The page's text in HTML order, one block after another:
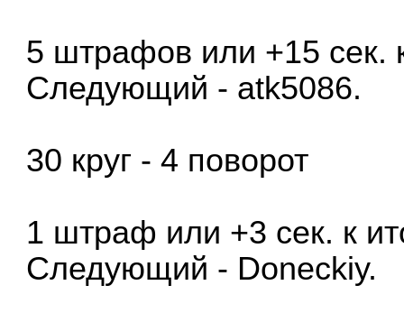
5 штрафов или +15 сек.
Следующий - atk5086.
30 круг - 4 поворот
1 штраф или +3 сек. к
Следующий - Doneckiy.